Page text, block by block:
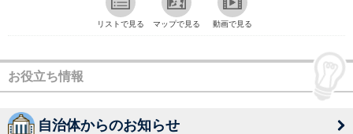
リストで見る マップで見る 動画で見る
お役立ち情報
自治体からのお知らせ